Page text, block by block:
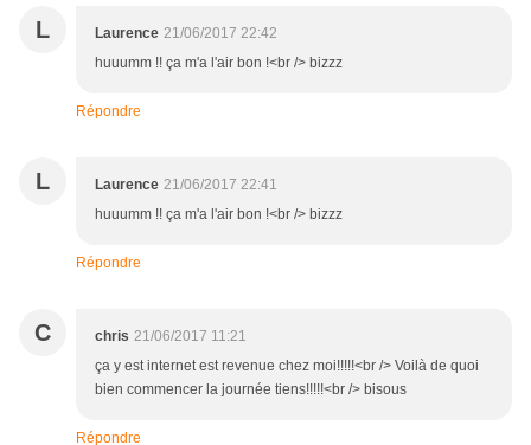
L Laurence 21/06/2017 22:42
huuumm !! ça m'a l'air bon !<br /> bizzz
Répondre
L Laurence 21/06/2017 22:41
huuumm !! ça m'a l'air bon !<br /> bizzz
Répondre
C chris 21/06/2017 11:21
ça y est internet est revenue chez moi!!!!!<br /> Voilà de quoi
bien commencer la journée tiens!!!!!<br /> bisous
Répondre